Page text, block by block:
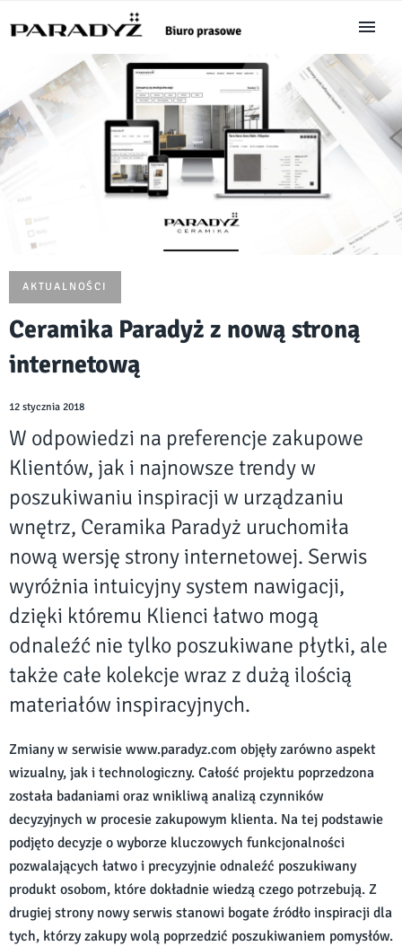
AKTUALNOŚCI
Ceramika Paradyż z nową stroną
internetową
12 stycznia 2018
W odpowiedzi na preferencje zakupowe
Klientów, jak i najnowsze trendy w
poszukiwaniu inspiracji w urządzaniu
wnętrz, Ceramika Paradyż uruchomiła
nową wersję strony internetowej. Serwis
wyróżnia intuicyjny system nawigacji,
dzięki któremu Klienci łatwo mogą
odnaleźć nie tylko poszukiwane płytki, ale
także całe kolekcje wraz z dużą ilością
materiałów inspiracyjnych.
Zmiany w serwisie www.paradyz.com objęły zarówno aspekt
wizualny, jak i technologiczny. Całość projektu poprzedzona
została badaniami oraz wnikliwą analizą czynników
decyzyjnych w procesie zakupowym klienta. Na tej podstawie
podjęto decyzje o wyborze kluczowych funkcjonalności
pozwalających łatwo i precyzyjnie odnaleźć poszukiwany
produkt osobom, które dokładnie wiedzą czego potrzebują. Z
drugiej strony nowy serwis stanowi bogate źródło inspiracji dla
tych, którzy zakupy wolą poprzedzić poszukiwaniem pomysłów.